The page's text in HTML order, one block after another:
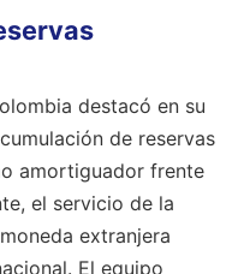
destacó en su
de reservas
amortiguador frente
el servicio de la
extranjera
El equipo